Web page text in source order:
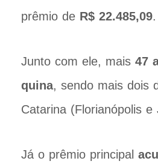
prêmio de R$ 22.485,09.
Junto com ele, mais 47
quina, sendo mais dois
Catarina (Florianópolis e
Já o prêmio principal